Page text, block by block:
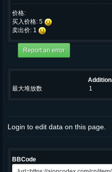
价格:
买入价格: 5
卖出价: 1
最大堆放数
1
Login to edit data on this page.
BBCode